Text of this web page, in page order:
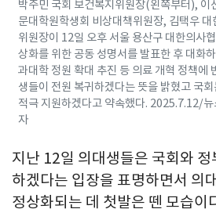
박주민 국회 보건복지위원장(왼쪽부터), 이
문대학원학생회 비상대책위원장, 김택우
위원장이 12일 오후 서울 용산구 대한의사
상화를 위한 공동 성명서를 발표한 후 대화
과대학 정원 확대 추진 등 의료 개혁 정책에
생들이 전원 복귀하겠다는 뜻을 밝혔고 국
적극 지원하겠다고 약속했다. 2025.7.12/
자
지난 12일 의대생들은 국회와 정
하겠다는 입장을 표명하면서 의
정상화되는 데 첫발은 뗀 모습이